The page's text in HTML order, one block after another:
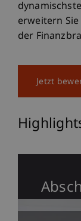
erweitern
der
Jetzt